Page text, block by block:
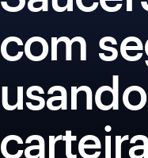
com